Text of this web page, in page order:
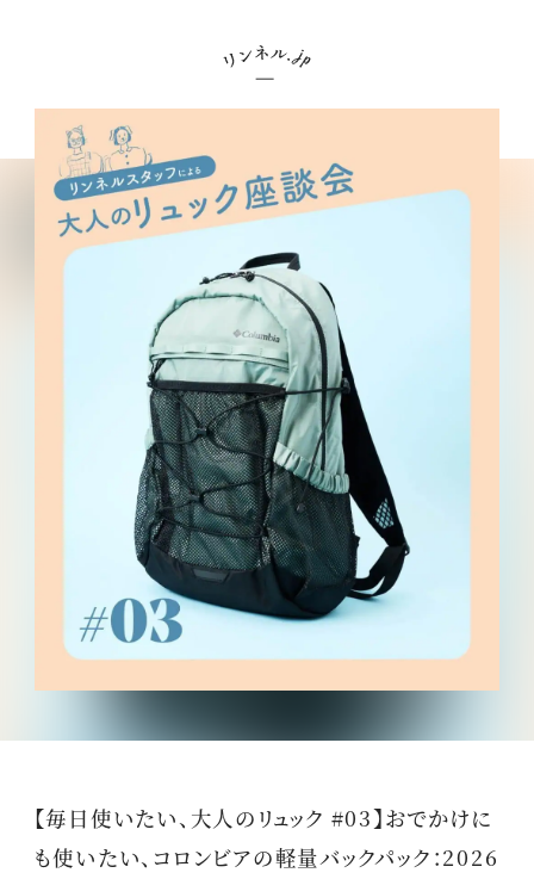
【毎日使いたい、大人のリュック #03】おでかけに
も使いたい、コロンビアの軽量バックパック：2026